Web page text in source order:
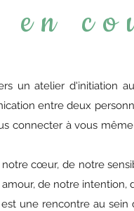
en
un atelier d'initiation
entre deux
connecter à vous
cœur, de notre
de notre intention,
une rencontre au